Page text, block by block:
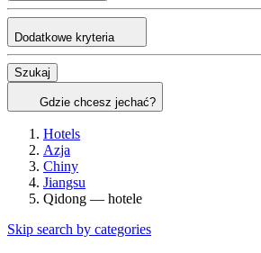
Dodatkowe kryteria
Szukaj
Gdzie chcesz jechać?
Hotels
Azja
Chiny
Jiangsu
Qidong — hotele
Skip search by categories